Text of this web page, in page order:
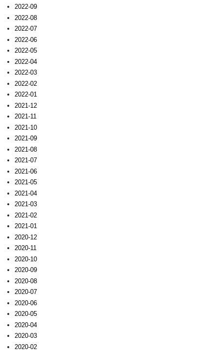
2022-09
2022-08
2022-07
2022-06
2022-05
2022-04
2022-03
2022-02
2022-01
2021-12
2021-11
2021-10
2021-09
2021-08
2021-07
2021-06
2021-05
2021-04
2021-03
2021-02
2021-01
2020-12
2020-11
2020-10
2020-09
2020-08
2020-07
2020-06
2020-05
2020-04
2020-03
2020-02